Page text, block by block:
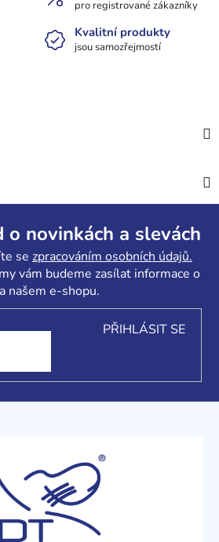
pro registrované zákazníky
Kvalitní produkty
jsou samozřejmostí
o novinkách a slevách
se zpracováním osobních údajů.
vám budeme zasílat informace o
našem e-shopu.
PŘIHLÁSIT SE